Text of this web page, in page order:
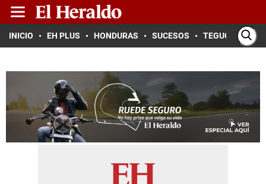
INICIO EH PLUS HONDURAS SUCESOS TEGUCIGALPA